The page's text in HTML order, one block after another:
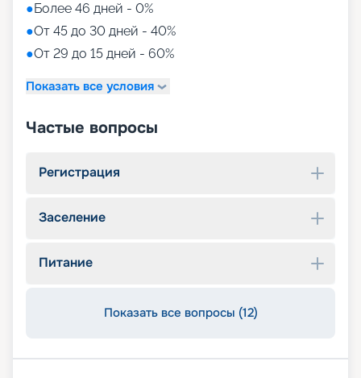
●Более 46 дней - 0%
●От 45 до 30 дней - 40%
●От 29 до 15 дней - 60%
Показать все условия
Частые вопросы
Регистрация
Заселение
Питание
Показать все вопросы (12)